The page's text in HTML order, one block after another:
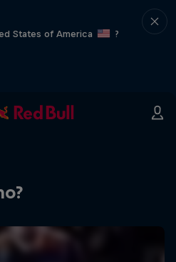
States of America
?